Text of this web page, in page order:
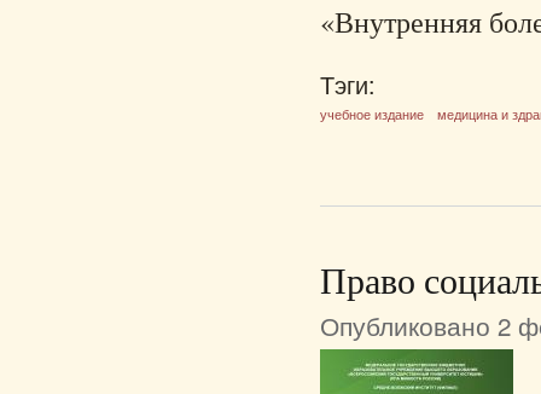
«Внутренняя
Тэги:
учебное издание медицина и
Право
Опубликовано 2